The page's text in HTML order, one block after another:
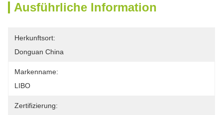
Ausführliche Information
Herkunftsort:
Donguan China
Markenname:
LIBO
Zertifizierung: